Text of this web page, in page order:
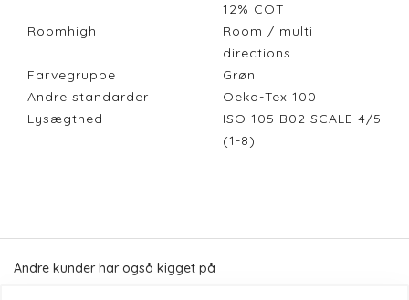
12% COT
Roomhigh
Room / multi
directions
Farvegruppe
Grøn
Andre standarder
Oeko-Tex 100
Lysægthed
ISO 105 B02 SCALE 4/5
(1-8)
Andre kunder har også kigget på